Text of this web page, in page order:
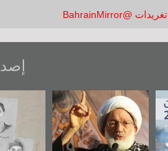
تغريدات @BahrainMirror
عاشوراء البحرين...
ويكيليكس السفارة
الأمريكية